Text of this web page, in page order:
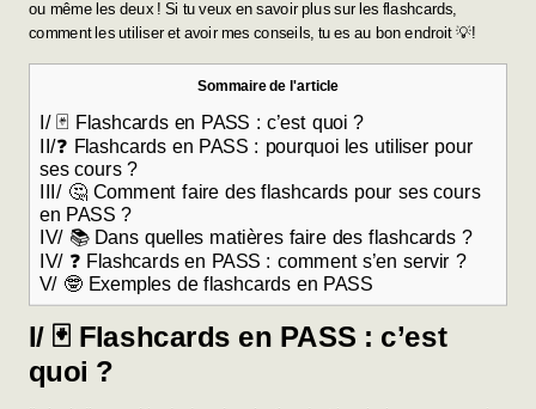
ou même les deux ! Si tu veux en savoir plus sur les flashcards,
comment les utiliser et avoir mes conseils, tu es au bon endroit 💡!
Sommaire de l'article
I/ 🃏 Flashcards en PASS : c’est quoi ?
II/❓ Flashcards en PASS : pourquoi les utiliser pour
ses cours ?
III/ 🤔 Comment faire des flashcards pour ses cours
en PASS ?
IV/ 📚 Dans quelles matières faire des flashcards ?
IV/ ❓ Flashcards en PASS : comment s’en servir ?
V/ 🤓 Exemples de flashcards en PASS
I/ 🃏 Flashcards en PASS : c’est
quoi ?